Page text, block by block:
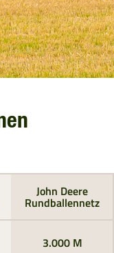
John Deere
Rundballennetz
3.000 M